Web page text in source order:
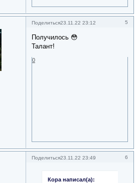
Поделиться 5
23.11.22 23:12
Получилось 😳
Талант!
0
Поделиться 6
23.11.22 23:49
Кора написал(а):